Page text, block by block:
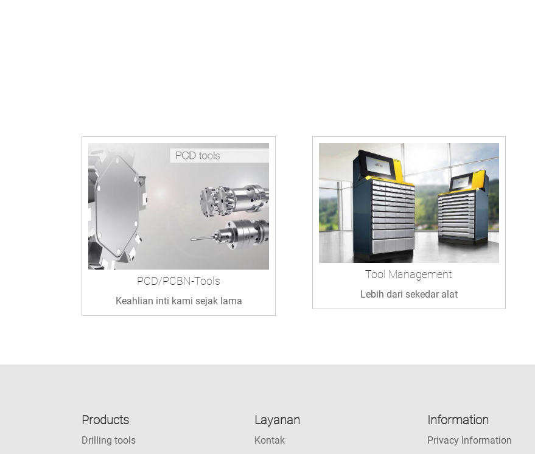
PCD/PCBN-Tools
Keahlian inti kami sejak lama
Tool Management
Lebih dari sekedar alat
Products
Drilling tools
Layanan
Kontak
Information
Privacy Information